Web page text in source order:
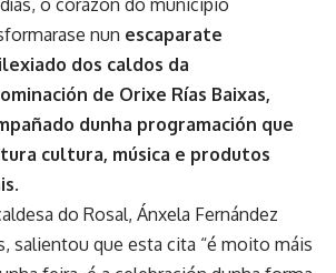
nun escaparate
dos caldos da
de Orixe Rías Baixas,
dunha programación que
cultura, música e produtos
do Rosal, Ánxela Fernández
salientou que esta cita “é moito máis